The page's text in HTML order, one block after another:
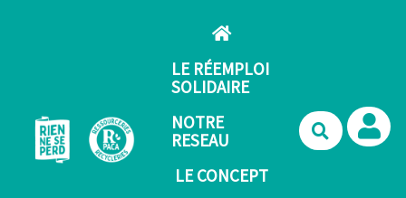
LE RÉEMPLOI
SOLIDAIRE
NOTRE
RESEAU
LE CONCEPT